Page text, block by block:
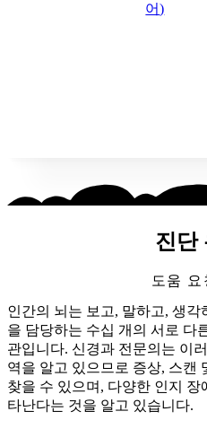
어)
진단
도움 요
인간의 뇌는 보고, 말하고, 생
을 담당하는 수십 개의 서로 다
관입니다. 신경과 전문의는 이
역을 알고 있으므로 증상, 스캔
찾을 수 있으며, 다양한 인지
타난다는 것을 알고 있습니다.